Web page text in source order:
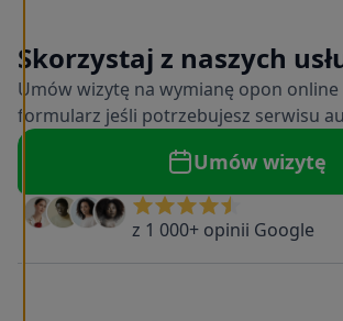
Skorzystaj z naszych
Umów wizytę na wymianę opon online
formularz jeśli potrzebujesz serwisu
z 1 000+ opinii Google
Umów wizytę